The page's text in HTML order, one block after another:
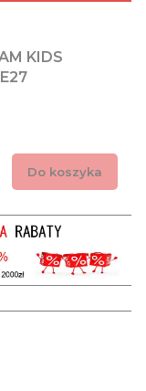
KIDS
Do koszyka